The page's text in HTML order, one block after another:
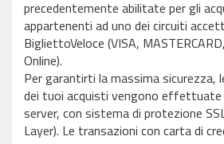
precedentemente abilitate per gli
appartenenti ad uno dei circuiti
BigliettoVeloce (VISA,
Online).
Per garantirti la massima sicurezza,
dei tuoi acquisti vengono
server, con sistema di protezione
Layer). Le transazioni con carta di